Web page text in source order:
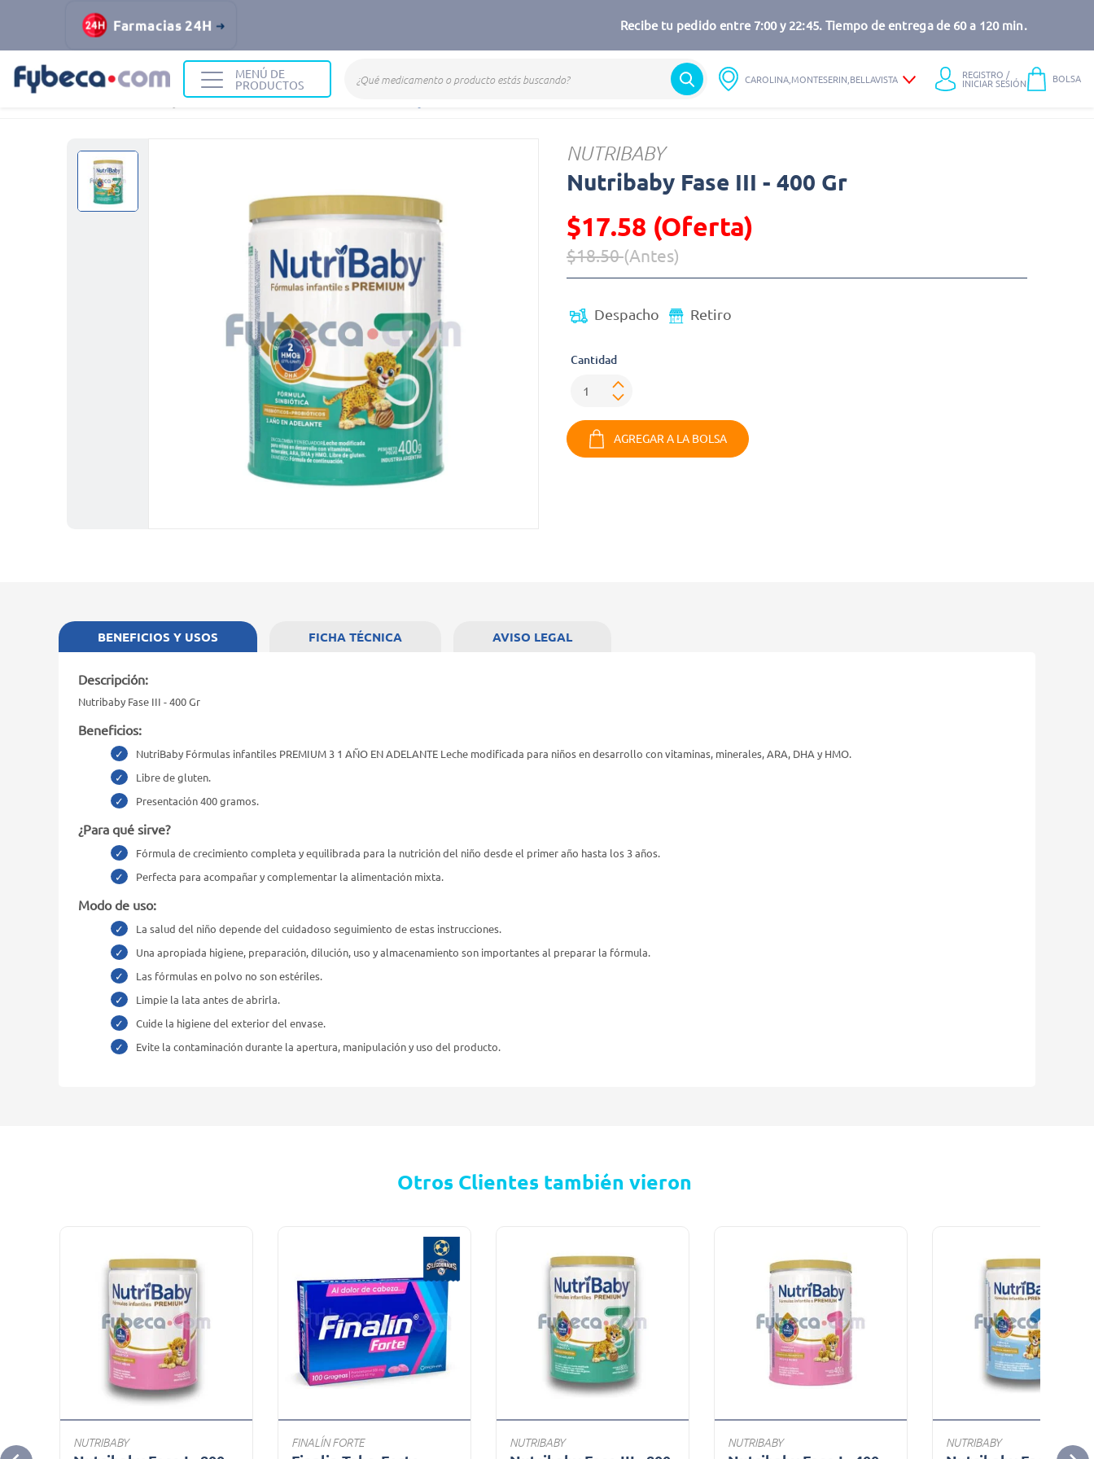
Farmacias 24H Recibe tu pedido entre 7:00 y 22:45. Tiempo de entrega de 60 a 120 min.
MENÚ DE
PRODUCTOS CAROLINA,MONTESERIN,BELLAVISTA REGISTRO /
INICIAR SESIÓN BOLSA
Infantil y Maternidad Alimentación Infantil
NUTRIBABY
Nutribaby Fase III - 400 Gr
$17.58 (Oferta)
Precio reducido de
$18.50(Antes)
Despacho Retiro
Cantidad
AGREGAR A LA BOLSA
BENEFICIOS Y USOS
Descripción:
Nutribaby Fase III - 400 Gr
Beneficios:
NutriBaby Fórmulas infantiles PREMIUM 3 1 AÑO EN ADELANTE Leche modificada para niños en desarrollo con vitaminas, minerales, ARA, DHA y HMO.
Libre de gluten.
Presentación 400 gramos.
¿Para qué sirve?
Fórmula de crecimiento completa y equilibrada para la nutrición del niño desde el primer año hasta los 3 años.
Perfecta para acompañar y complementar la alimentación mixta.
Modo de uso:
La salud del niño depende del cuidadoso seguimiento de estas instrucciones.
Una apropiada higiene, preparación, dilución, uso y almacenamiento son importantes al preparar la fórmula.
Las fórmulas en polvo no son estériles.
Limpie la lata antes de abrirla.
Cuide la higiene del exterior del envase.
Evite la contaminación durante la apertura, manipulación y uso del producto.
FICHA TÉCNICA AVISO LEGAL
Otros Clientes también vieron
NUTRIBABY FINALÍN FORTE NUTRIBABY NUTRIBABY NUTRIBABY